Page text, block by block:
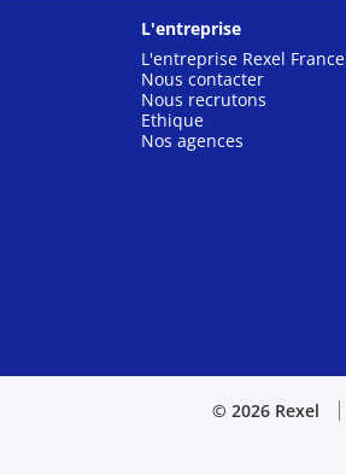
L'entreprise
L'entreprise Rexel France
Nous contacter
Nous recrutons
Ethique
Nos agences
© 2026 Rexel